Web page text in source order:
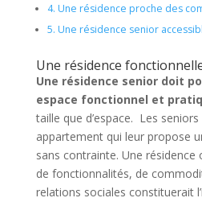
4. Une résidence proche des
5. Une résidence senior
Une résidence
Une résidence senior doit
espace fonctionnel et
taille que d’espace. Les
appartement qui leur propose
sans contrainte. Une
de fonctionnalités, de
relations sociales constituerait